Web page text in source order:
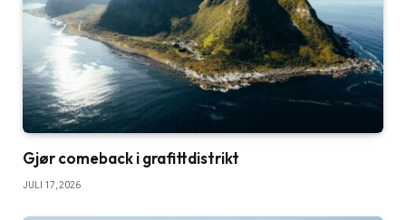
Gjør comeback i grafittdistrikt
JULI 17, 2026